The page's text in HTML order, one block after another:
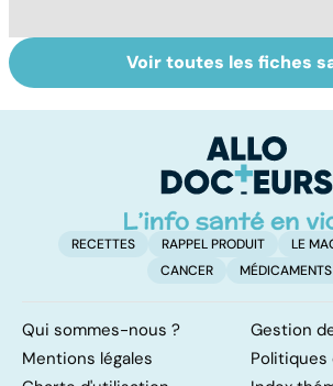
Comment tenir
ses bonnes
les
Voir toutes les fiches
RECETTES RAPPEL PRODUIT
LE
CANCER
MÉDICAMENTS
Qui sommes-nous ?
Gestion
Mentions légales